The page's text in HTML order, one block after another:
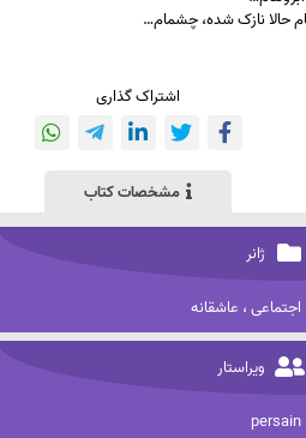
حالا نازک شده، چشمام…
اشتراک گذاری
مشخصات کتاب
ژانر
اجتماعی ، عاشقانه
ویراستار
persain